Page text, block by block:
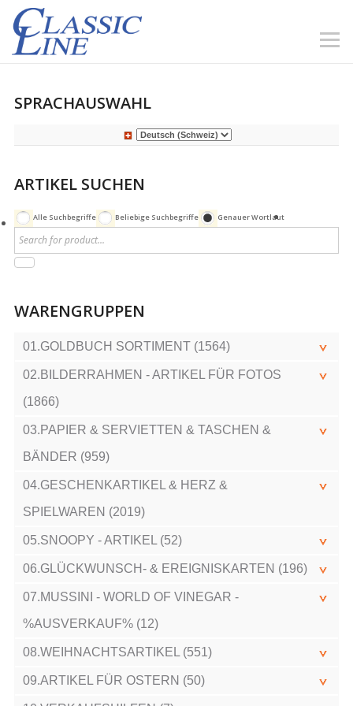
SPRACHAUSWAHL
ARTIKEL SUCHEN
Alle Suchbegriffe Beliebige Suchbegriffe Genauer Wortlaut
WARENGRUPPEN
01.GOLDBUCH SORTIMENT (1564)
02.BILDERRAHMEN - ARTIKEL FÜR FOTOS
(1866)
03.PAPIER & SERVIETTEN & TASCHEN &
BÄNDER (959)
04.GESCHENKARTIKEL & HERZ &
SPIELWAREN (2019)
05.SNOOPY - ARTIKEL (52)
06.GLÜCKWUNSCH- & EREIGNISKARTEN (196)
07.MUSSINI - WORLD OF VINEGAR -
%AUSVERKAUF% (12)
08.WEIHNACHTSARTIKEL (551)
09.ARTIKEL FÜR OSTERN (50)